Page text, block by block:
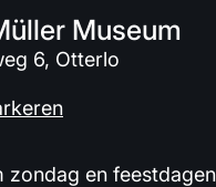
Museum
6, Otterlo
zondag en